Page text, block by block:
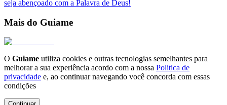
seja abençoado com a Palavra de Deus!
Mais do Guiame
O Guiame utiliza cookies e outras tecnologias semelhantes para
melhorar a sua experiência acordo com a nossa Politica de
privacidade e, ao continuar navegando você concorda com essas
condições